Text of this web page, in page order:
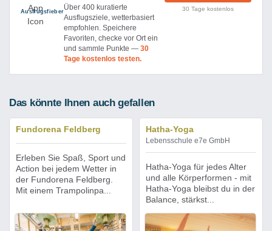
Ausflug­sfieberÜber 400 kuratierte
Ausflugsziele, wetterbasiert
empfohlen. Speichere
Favoriten, checke vor Ort ein
und sammle Punkte —30
Tage kostenlos testen.
30 Tage kostenlos
Das könnte Ihnen auch gefallen
Fundorena Feldberg
Erleben Sie Spaß, Sport und
Action bei jedem Wetter in
der Fundorena Feldberg.
Mit einem Trampolinpa...
Hatha-Yoga
Lebensschule e7e GmbH
Hatha-Yoga für jedes Alter
und alle Körperformen - mit
Hatha-Yoga bleibst du in der
Balance, stärkst...